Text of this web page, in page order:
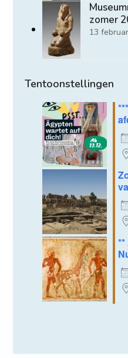
zomer
13
Tentoonstellingen